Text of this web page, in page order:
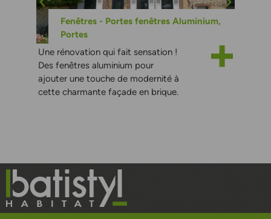
Fenêtres - Portes fenêtres Aluminium,
Portes
Une rénovation qui fait sensation !
Des fenêtres aluminium pour
ajouter une touche de modernité à
cette charmante façade en brique.